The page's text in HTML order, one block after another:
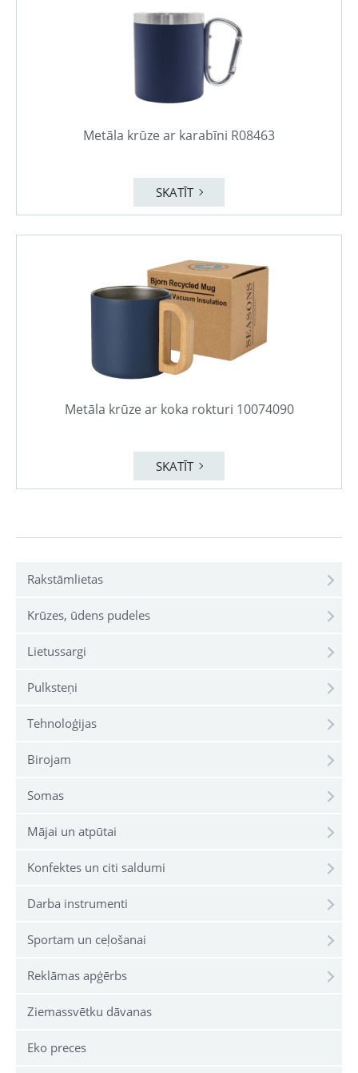
Rakstāmlietas
Krūzes, ūdens pudeles
Lietussargi
Pulksteņi
Tehnoloģijas
Birojam
Somas
Mājai un atpūtai
Konfektes un citi saldumi
Darba instrumenti
Sportam un ceļošanai
Reklāmas apģērbs
Ziemassvētku dāvanas
Eko preces
Metāla krūze ar karabīni R08463
SKATĪT
Metāla krūze ar koka rokturi 10074090
SKATĪT